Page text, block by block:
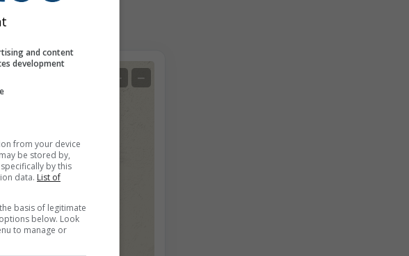
+ −
and content
development
from your device
be stored by,
by this
data. List of
basis of legitimate
below. Look
to manage or